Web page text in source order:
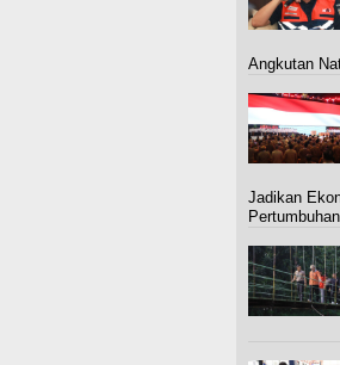
Angkutan
Jadikan